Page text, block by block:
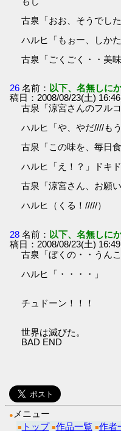
古泉「おお、そうでし
ハルヒ「もぉー、しか
古泉「ごくごく・・美味
26 名前： 以下、名無しに
稿日：2008/08/23(土)
古泉「涼宮さんのフル
ハルヒ「や、やだ////もう
古泉「この味を、毎日
ハルヒ「え！？」ドキ
古泉「涼宮さん、お願い
ハルヒ（くる！/////）
28 名前： 以下、名無しに
稿日：2008/08/23(土)
古泉「ぼくの・・うん
ハルヒ「・・・・」
チュドーン！！！
世界は滅びた。
BAD END
● メニュー
■ トップ ■作品一覧 ■作者